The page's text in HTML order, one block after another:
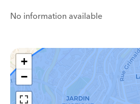
No information available
+
−